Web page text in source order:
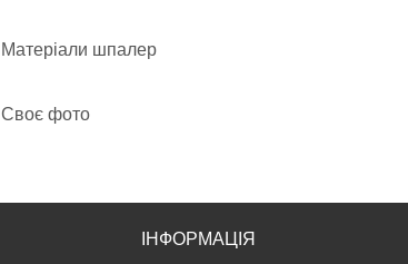
Матеріали шпалер
Своє фото
ІНФОРМАЦІЯ